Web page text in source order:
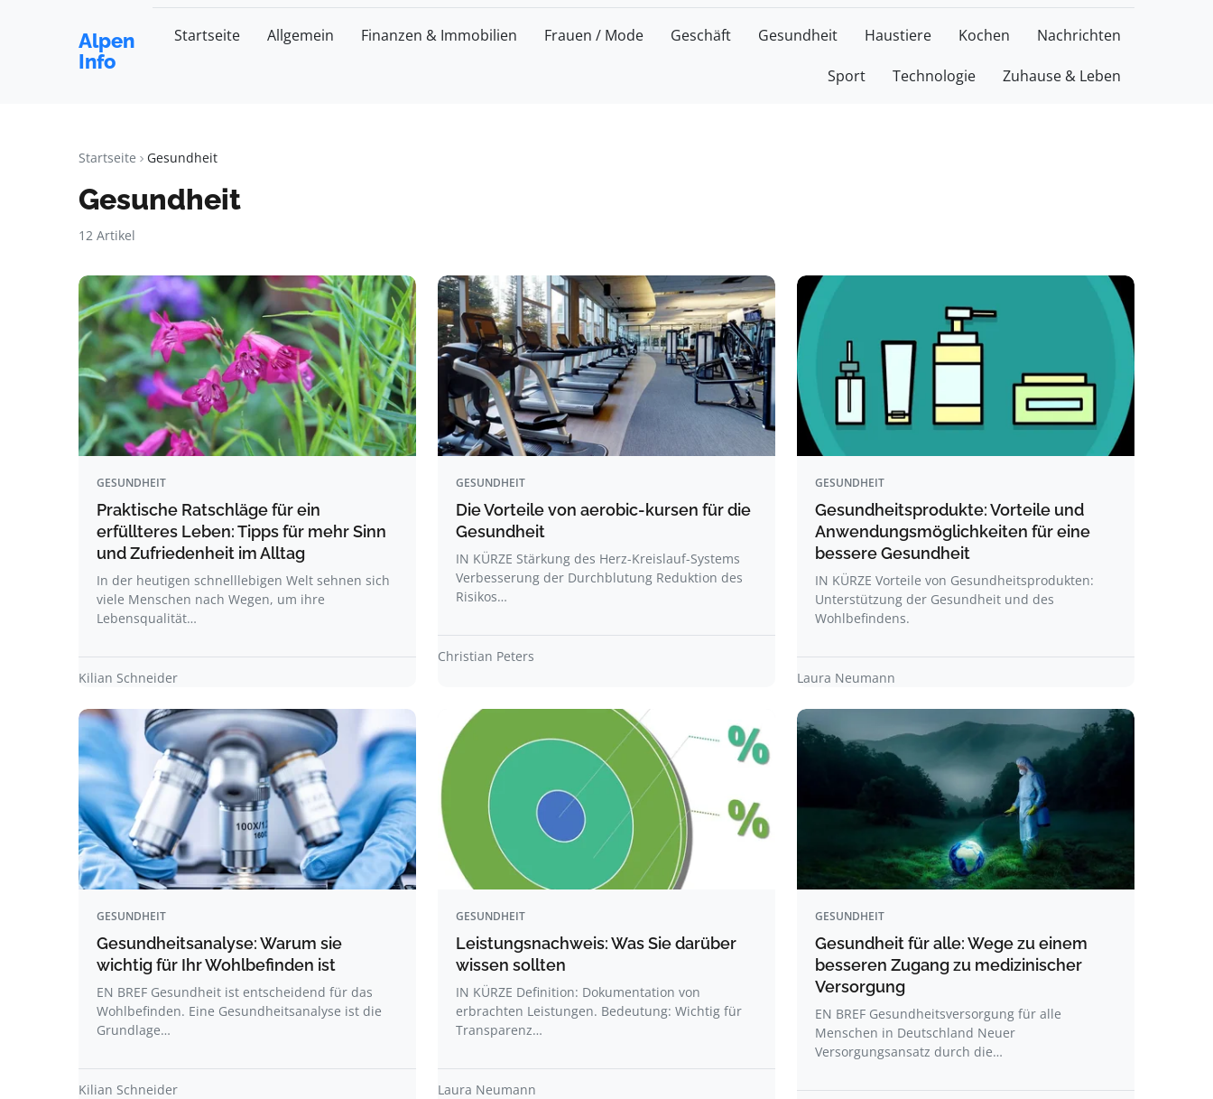
Alpen
Info
Startseite Allgemein Finanzen & Immobilien Frauen / Mode Geschäft Gesundheit Haustiere Kochen Nachrichten
Sport Technologie Zuhause & Leben
Startseite Gesundheit
Gesundheit
12 Artikel
GESUNDHEIT
Praktische Ratschläge für ein
erfüllteres Leben: Tipps für mehr Sinn
und Zufriedenheit im Alltag
In der heutigen schnelllebigen Welt sehnen sich
viele Menschen nach Wegen, um ihre
Lebensqualität…
Kilian Schneider
GESUNDHEIT
Die Vorteile von aerobic-kursen für die
Gesundheit
IN KÜRZE Stärkung des Herz-Kreislauf-Systems
Verbesserung der Durchblutung Reduktion des
Risikos…
Christian Peters
GESUNDHEIT
Gesundheitsprodukte: Vorteile und
Anwendungsmöglichkeiten für eine
bessere Gesundheit
IN KÜRZE Vorteile von Gesundheitsprodukten:
Unterstützung der Gesundheit und des
Wohlbefindens.
Laura Neumann
GESUNDHEIT
Gesundheitsanalyse: Warum sie
wichtig für Ihr Wohlbefinden ist
EN BREF Gesundheit ist entscheidend für das
Wohlbefinden. Eine Gesundheitsanalyse ist die
Grundlage…
Kilian Schneider
GESUNDHEIT
Leistungsnachweis: Was Sie darüber
wissen sollten
IN KÜRZE Definition: Dokumentation von
erbrachten Leistungen. Bedeutung: Wichtig für
Transparenz…
Laura Neumann
GESUNDHEIT
Gesundheit für alle: Wege zu einem
besseren Zugang zu medizinischer
Versorgung
EN BREF Gesundheitsversorgung für alle
Menschen in Deutschland Neuer
Versorgungsansatz durch die…